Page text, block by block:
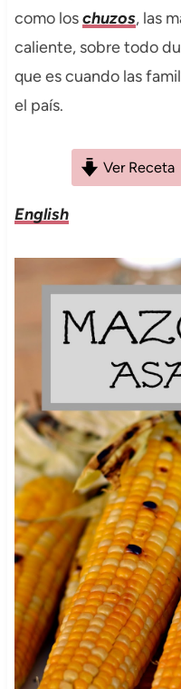
como loschuzos, las
caliente, sobre todo
que es cuando las
el país.
Ver Receta
English